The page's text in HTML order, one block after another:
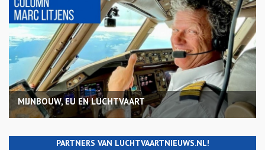
MIJNBOUW, EU EN LUCHTVAART
PARTNERS VAN LUCHTVAARTNIEUWS.NL!